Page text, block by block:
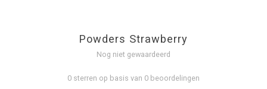
Powders Strawberry
Nog niet gewaardeerd
0 sterren op basis van 0 beoordelingen